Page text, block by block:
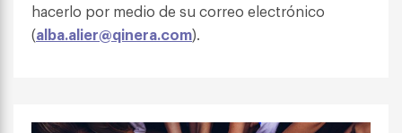
hacerlo por medio de su correo electrónico
(alba.alier@qinera.com).